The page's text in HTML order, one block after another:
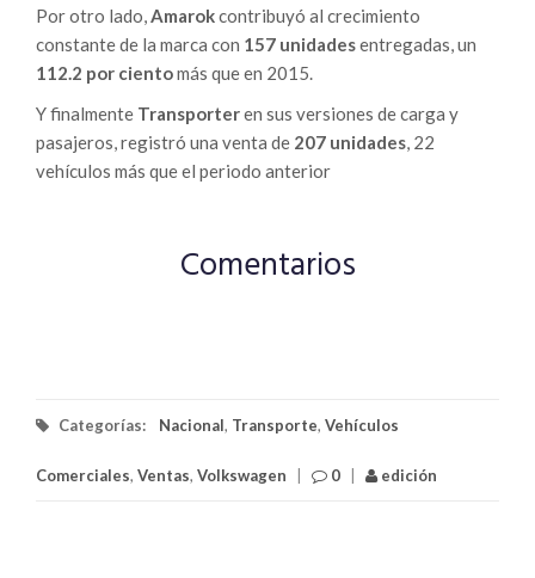
Por otro lado,Amarokcontribuyó al crecimiento
constante de la marca con 157 unidadesentregadas, un
112.2 por cientomás que en 2015.
Y finalmente Transporteren sus versiones de carga y
pasajeros, registró una venta de 207 unidades, 22
vehículos más que el periodo anterior
Comentarios
Categorías: Nacional, Transporte, Vehículos
Comerciales, Ventas, Volkswagen 0 edición